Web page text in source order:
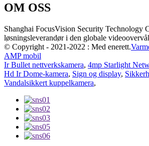
OM OSS
Shanghai FocusVision Security Technology
løsningsleverandør i den globale
© Copyright - 2021-2022 : Med enerett.
AMP mobil
Ir Bullet nettverkskamera, 4mp Starlight
Hd Ir Dome-kamera, Sign og display,
Vandalsikkert kuppelkamera,